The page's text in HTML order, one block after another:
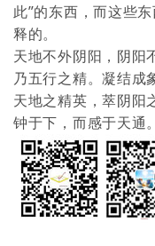
此”的东西，而这些
释的。
天地不外阴阳，阴阳
乃五行之精。凝结成
天地之精英，萃阴阳
钟于下，而感于天通。